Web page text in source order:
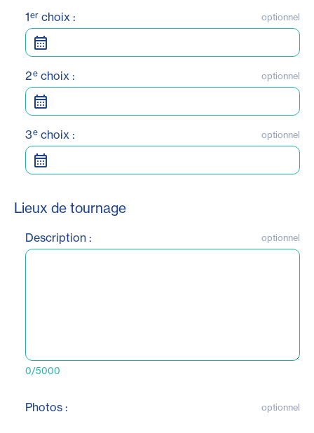
1er choix : optionnel
2e choix : optionnel
3e choix : optionnel
Lieux de tournage
Description : optionnel
0/5000
Photos : optionnel